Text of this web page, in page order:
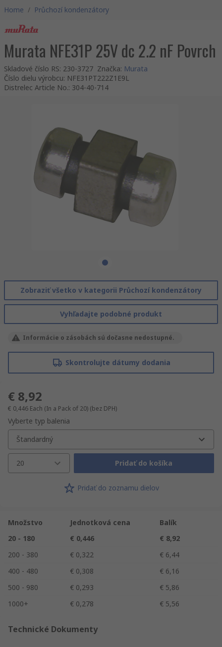
Home / Průchozí kondenzátory
Murata NFE31P 25V dc 2.2 nF Povrch
Skladové číslo RS: 230-3727 Značka: Murata
Číslo dielu výrobcu: NFE31PT222Z1E9L
Distrelec Article No.: 304-40-714
Zobraziť všetko v kategorii Průchozí kondenzátory
Vyhľadajte podobné produkt
Informácie o zásobách sú dočasne nedostupné.
Skontrolujte dátumy dodania
€ 8,92
€ 0,446 Each (In a Pack of 20) (bez DPH)
Vyberte typ balenia
Štandardný
20 Pridať do košíka
Pridať do zoznamu dielov
Množstvo Jednotková cena
Balík
20 - 180
€ 0,446
€ 8,92
200 - 380
€ 0,322
€ 6,44
400 - 480
€ 0,308
€ 6,16
500 - 980
€ 0,293
€ 5,86
1000+
€ 0,278 € 5,56
Technické Dokumenty